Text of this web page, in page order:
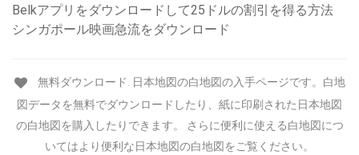
Belkアプリをダウンロードして25ドルの割引を得る方法
シンガポール映画急流をダウンロード
無料ダウンロード. 日本地図の白地図の入手ページです。白地
図データを無料でダウンロードしたり、紙に印刷された日本地図
の白地図を購入したりできます。 さらに便利に使える白地図につ
いてはより便利な日本地図の白地図をご覧ください。